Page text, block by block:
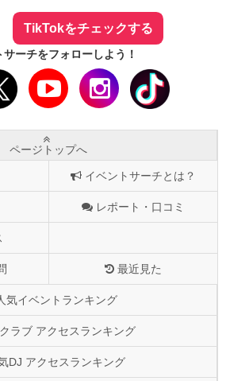
TikTokをチェックする
サーチをフォローしよう！
ページトップへ
イベントサーチとは？
レポート・口コミ
最近見た
気イベントランキング
ラブ アクセスランキング
DJ アクセスランキング